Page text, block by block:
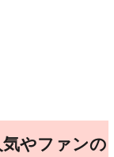
やファンの